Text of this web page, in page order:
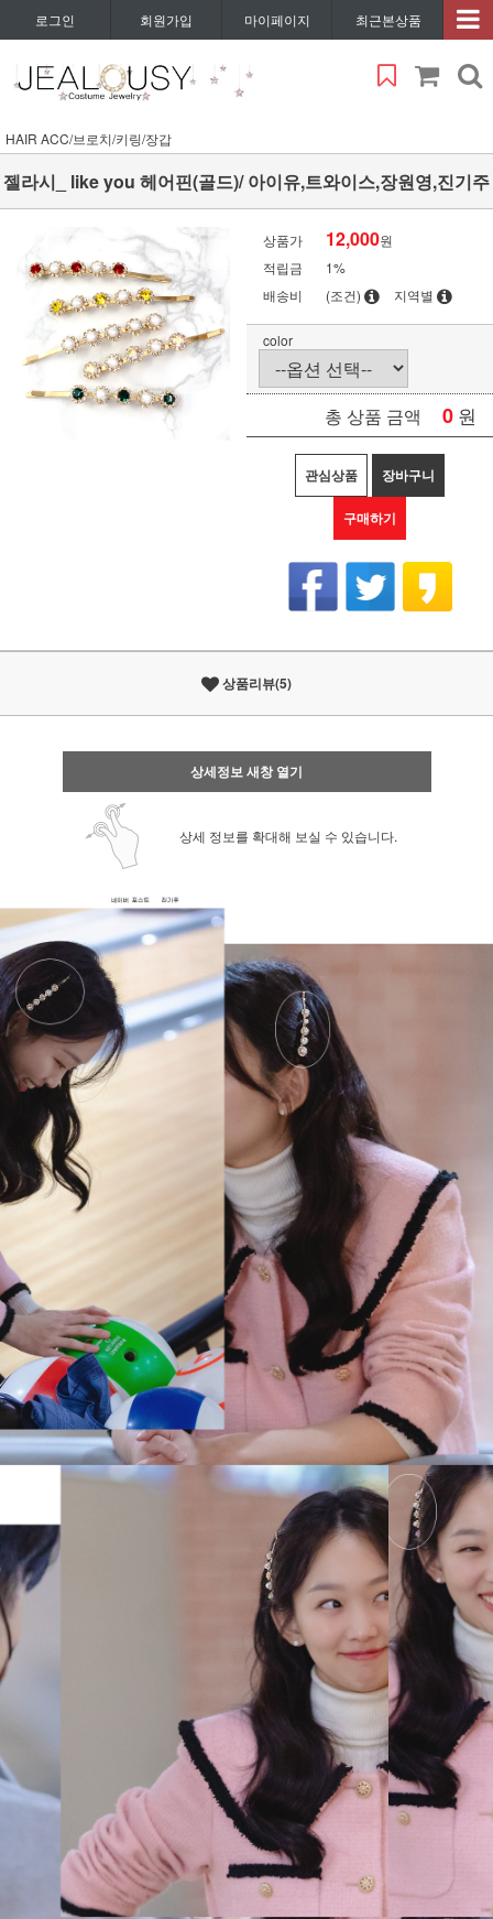
로그인 회원가입 마이페이지 최근본상품
HAIR ACC/브로치/키링/장갑
젤라시_ like you 헤어핀(골드)/ 아이유,트와이스,장원영,진기주
상품가 12,000원
적립금
1%
배송비
(조건) 지역별
color
총 상품 금액 0 원
관심상품 장바구니
구매하기
상품리뷰(5)
상세정보 새창 열기
상세 정보를 확대해 보실 수 있습니다.